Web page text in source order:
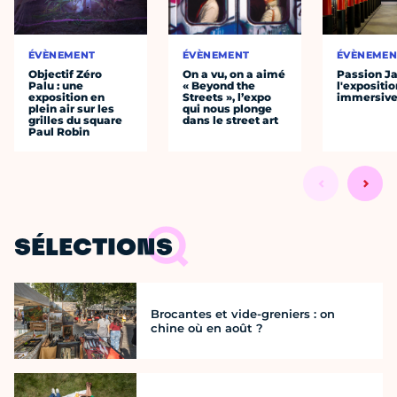
ÉVÈNEMENT
Objectif Zéro
Palu : une
exposition en
plein air sur les
grilles du square
Paul Robin
ÉVÈNEMENT
On a vu, on a aimé
« Beyond the
Streets », l’expo
qui nous plonge
dans le street art
Passion
SÉLECTIONS
Brocantes et vide-greniers : on
chine où en août ?